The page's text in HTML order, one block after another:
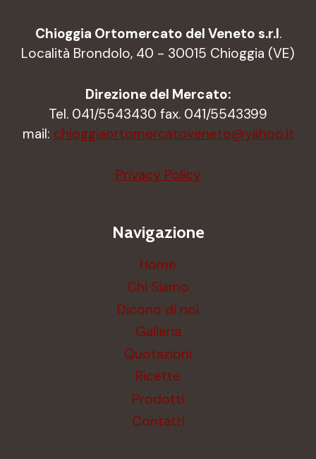
Chioggia Ortomercato del Veneto s.r.l.
Località Brondolo, 40 - 30015 Chioggia (VE)
Direzione del Mercato:
Tel. 041/5543430 fax. 041/5543399
mail: chioggiaortomercatoveneto@yahoo.it
Privacy Policy
Navigazione
Home
Chi Siamo
Dicono di noi
Galleria
Quotazioni
Ricette
Prodotti
Contatti